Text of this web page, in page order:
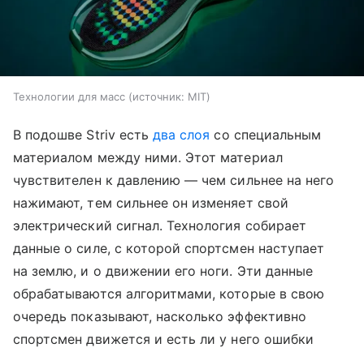
Технологии для масс источник: MIT
В подошве Striv естьдва слоя со специальным
материалом между ними. Этот материал
чувствителен к давлению — чем сильнее на него
нажимают, тем сильнее он изменяет свой
электрический сигнал. Технология собирает
данные о силе, с которой спортсмен наступает
на землю, и о движении его ноги. Эти данные
обрабатываются алгоритмами, которые в свою
очередь показывают, насколько эффективно
спортсмен движется и есть ли у него ошибки